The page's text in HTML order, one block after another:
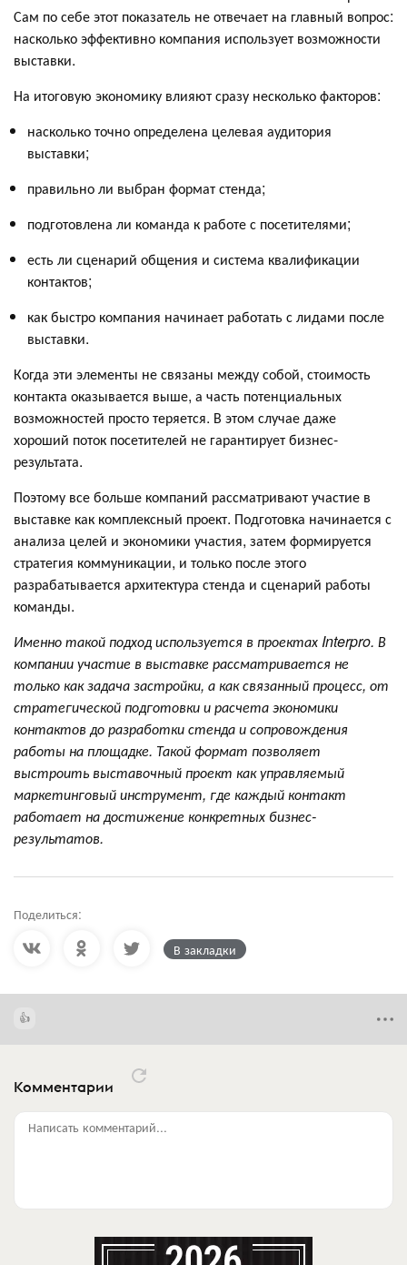
Сам по себе этот показатель не отвечает на главный вопрос:
насколько эффективно компания использует возможности
выставки.
На итоговую экономику влияют сразу несколько факторов:
насколько точно определена целевая аудитория
выставки;
правильно ли выбран формат стенда;
подготовлена ли команда к работе с посетителями;
есть ли сценарий общения и система квалификации
контактов;
как быстро компания начинает работать с лидами после
выставки.
Когда эти элементы не связаны между собой, стоимость
контакта оказывается выше, а часть потенциальных
возможностей просто теряется. В этом случае даже
хороший поток посетителей не гарантирует бизнес-
результата.
Поэтому все больше компаний рассматривают участие в
выставке как комплексный проект. Подготовка начинается с
анализа целей и экономики участия, затем формируется
стратегия коммуникации, и только после этого
разрабатывается архитектура стенда и сценарий работы
команды.
Именно такой подход используется в проектах Interpro. В
компании участие в выставке рассматривается не
только как задача застройки, а как связанный процесс, от
стратегической подготовки и расчета экономики
контактов до разработки стенда и сопровождения
работы на площадке. Такой формат позволяет
выстроить выставочный проект как управляемый
маркетинговый инструмент, где каждый контакт
работает на достижение конкретных бизнес-
результатов.
Поделиться:
В закладки
Комментарии
Написать комментарий...